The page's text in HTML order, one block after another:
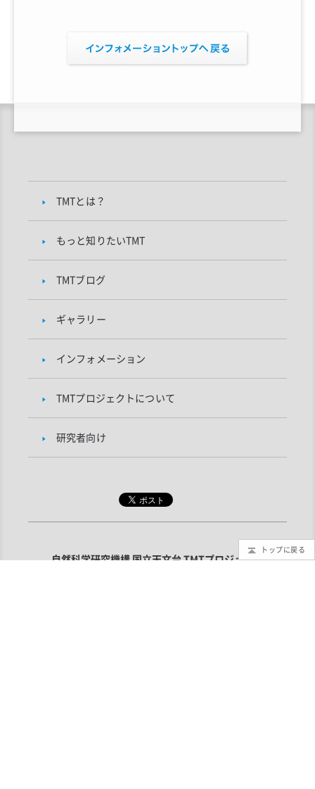
TMTとは？
もっと知りたいTMT
TMTブログ
ギャラリー
インフォメーション
TMTプロジェクトについて
研究者向け
自然科学研究機構 国立天文台 TMTプロジェクト
トップに戻る